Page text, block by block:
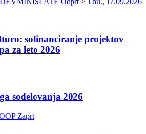
sofinanciranje projektov
za leto 2026
sodelovanja 2026
Zaprt